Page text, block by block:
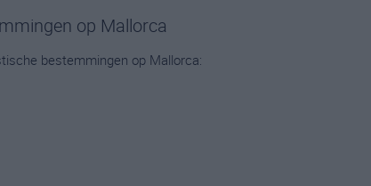
op Mallorca
bestemmingen op Mallorca: